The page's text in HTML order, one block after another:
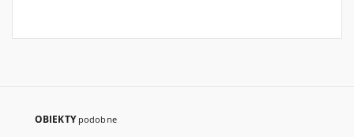
OBIEKTY podobne